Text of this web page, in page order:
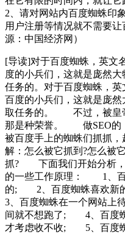
2、请对网站内百度蜘蛛印
用户注册等情况就不需要
源：中国经济网）
[导读]对于百度蜘蛛，英文
度的小兵们，这就是庞然
任务的。对于百度蜘蛛，英
百度的小兵们，这就是庞
取任务的。 不过，被皇帝
那是种荣誉。 做SEO的
被百度手上的蜘蛛们抓抓
解：怎么被它抓到?怎么被
抓? 下面我们开始分析，
的一些工作原理： 1、百
的; 2、百度蜘蛛喜欢新
3、百度蜘蛛在一个网站上
间就不想跑了; 4、百度蜘
才考虑收不收; 5、百度蜘